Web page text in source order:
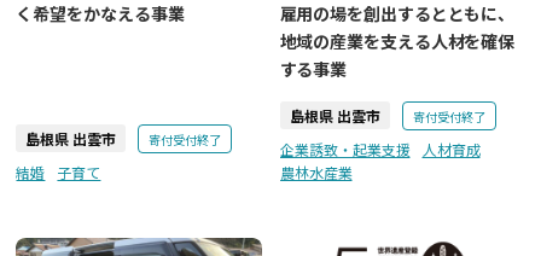
く希望をかなえる事業
島根県 出雲市 寄付受付終了
結婚 子育て
雇用の場を創出するとともに、
地域の産業を支える人材を確保
する事業
島根県 出雲市 寄付受付終了
企業誘致・起業支援
人材育成
農林水産業